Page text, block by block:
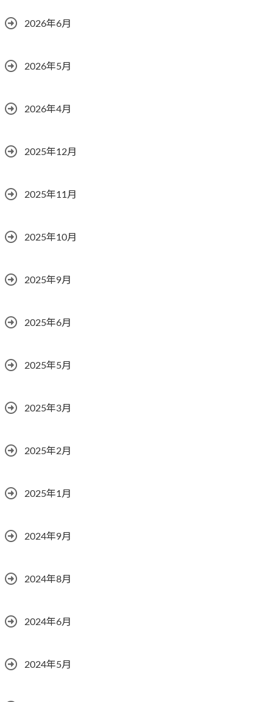
2026年6月
2026年5月
2026年4月
2025年12月
2025年11月
2025年10月
2025年9月
2025年6月
2025年5月
2025年3月
2025年2月
2025年1月
2024年9月
2024年8月
2024年6月
2024年5月